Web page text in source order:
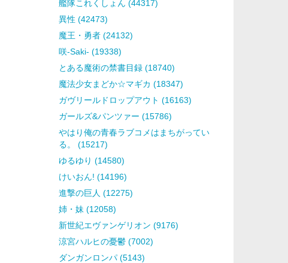
艦隊これくしょん (44317)
異性 (42473)
魔王・勇者 (24132)
咲-Saki- (19338)
とある魔術の禁書目録 (18740)
魔法少女まどか☆マギカ (18347)
ガヴリールドロップアウト (16163)
ガールズ&パンツァー (15786)
やはり俺の青春ラブコメはまちがってい
る。 (15217)
ゆるゆり (14580)
けいおん! (14196)
進撃の巨人 (12275)
姉・妹 (12058)
新世紀エヴァンゲリオン (9176)
涼宮ハルヒの憂鬱 (7002)
ダンガンロンパ (5143)